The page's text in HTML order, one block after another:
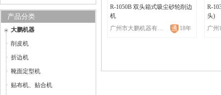
产品分类
大鹏机器
削皮机
折边机
靴面定型机
贴布机、贴合机
R-1050B 双头箱式吸尘砂轮削边
机
广州市大鹏机器有限公司
18年
R-
头)